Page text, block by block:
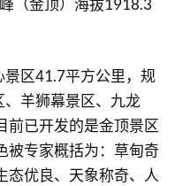
区41.7平方公里，规
羊狮幕景区、九龙
前已开发的是金顶景区
被专家概括为：草甸奇
态优良、天象称奇、人